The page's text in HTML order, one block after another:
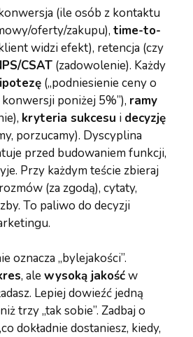
(ile osób z kontaktu
oferty/zakupu), time-to-
widzi efekt), retencja (czy
CSAT (zadowolenie). Każdy
(„podniesienie ceny o
poniżej 5%”), ramy
kryteria sukcesu i decyzję
porzucamy). Dyscyplina
przed budowaniem funkcji,
Przy każdym teście zbieraj
(za zgodą), cytaty,
To paliwo do decyzji
oznacza „bylejakości”.
, alewysoką jakośćw
Lepiej dowieźć jedną
trzy „tak sobie”. Zadbaj o
dokładnie dostaniesz, kiedy,